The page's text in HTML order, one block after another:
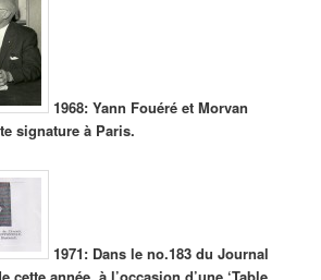
1968: Yann Fouéré et Morvan
signature à Paris.
1971: Dans le no.183 du Journal